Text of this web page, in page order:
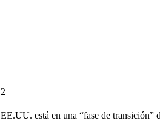
2
EE.UU. está en una “fase de transición”